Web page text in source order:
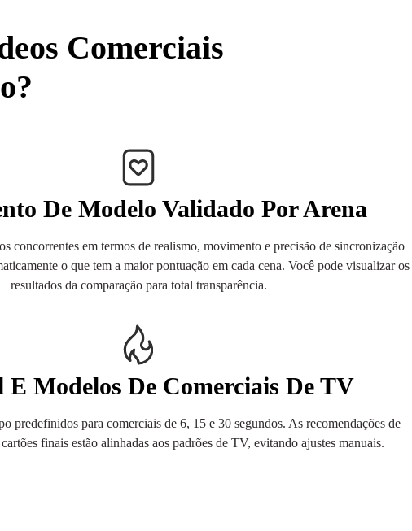
Comerciais
De Modelo Validado Por Arena
concorrentes em termos de realismo, movimento e precisão de sincronização
o que tem a maior pontuação em cada cena. Você pode visualizar os
resultados da comparação para total transparência.
E Modelos De Comerciais De TV
predefinidos para comerciais de 6, 15 e 30 segundos. As recomendações de
finais estão alinhadas aos padrões de TV, evitando ajustes manuais.